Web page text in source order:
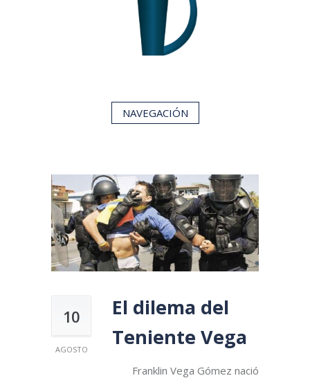
NAVEGACIÓN
10
AGOSTO
El dilema del
Teniente Vega
Franklin Vega Gómez nació